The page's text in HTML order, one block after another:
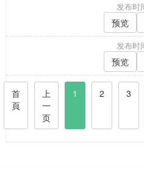
发布时
预览
发布时
预览
首
頁
上
一
页
1 2 3